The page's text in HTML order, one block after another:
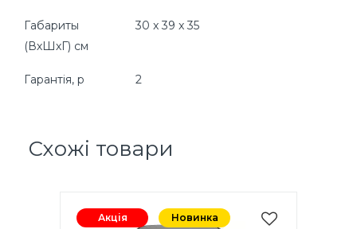
Габариты
(ВхШхГ) см
30 x 39 x 35
Гарантія, р 2
Схожі товари
Акція Новинка